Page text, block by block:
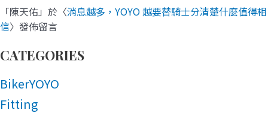
「陳天佑」於〈消息越多，YOYO 越要替騎士分清楚什麼值得相
信〉發佈留言
CATEGORIES
BikerYOYO
Fitting